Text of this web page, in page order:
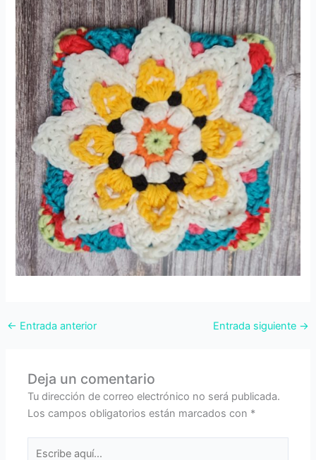
← Entrada anterior Entrada siguiente →
Deja un comentario
Tu dirección de correo electrónico no será publicada.
Los campos obligatorios están marcados con *